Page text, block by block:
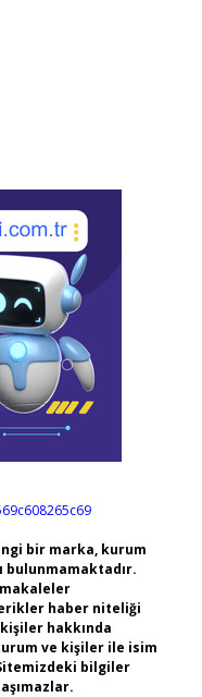
bir marka, kurum
bulunmamaktadır.
makaleler
haber niteliği
hakkında
ve kişiler ile isim
bilgiler